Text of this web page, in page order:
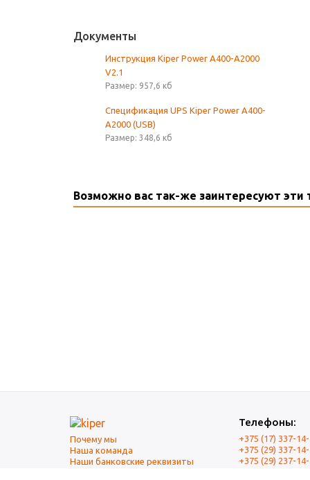
Документы
Инструкция Kiper Power A400-A2000
V2.1
Размер: 957,6 кб
Спецификация UPS Kiper Power А400-
A2000 (USB)
Размер: 348,6 кб
Возможно вас так-же заинтересуют эти
Почему мы
Наша команда
Наши банковские реквизиты
Телефоны:
+375 (17) 337-
+375 (29) 337-
+375 (29) 237-